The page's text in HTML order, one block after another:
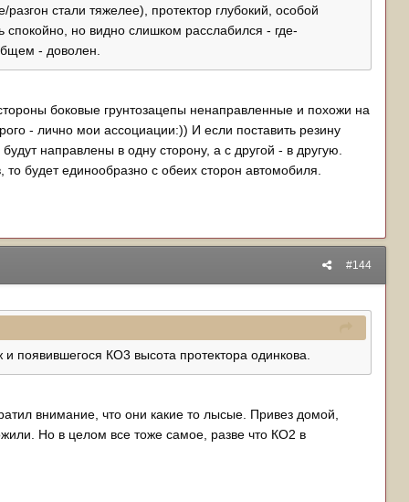
стали тяжелее), протектор глубокий, особой
но видно слишком расслабился - где-
- доволен.
боковые грунтозацепы ненаправленные и похожи на
- лично мои ассоциации:)) И если поставить резину
направлены в одну сторону, а с другой - в другую.
будет единообразно с обеих сторон автомобиля.
#144
КО3 высота протектора одинкова.
внимание, что они какие то лысые. Привез домой,
Но в целом все тоже самое, разве что КО2 в